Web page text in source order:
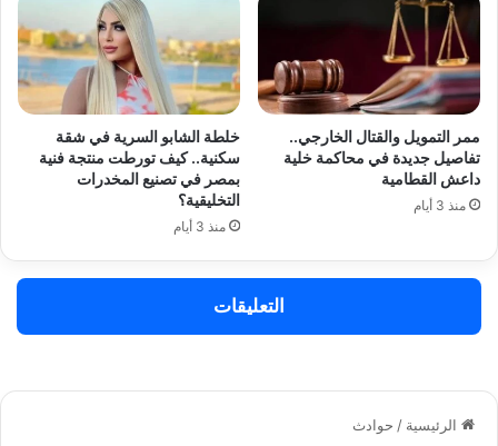
ممر التمويل والقتال الخارجي..
تفاصيل جديدة في محاكمة خلية
داعش القطامية
منذ 3 أيام
خلطة الشابو السرية في شقة
سكنية.. كيف تورطت منتجة فنية
بمصر في تصنيع المخدرات
التخليقية؟
منذ 3 أيام
التعليقات